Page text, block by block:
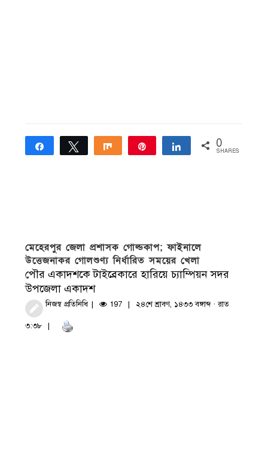
Share Tweet Share Share 0
SHARES
মেহেরপুর জেলা প্রশাসক গোল্ডকাপ; ফাইনালে
উত্তেজনাকর গোলশুণ্য নির্ধারিত সময়ের খেলা
পৌর একাদশকে টাইব্রেকারে হারিয়ে চ্যাম্পিয়ন সদর
উপজেলা একাদশ
নিজস্ব প্রতিনিধি 197 ২৪শে শ্রাবণ, ১৪৩৩ বঙ্গাব্দ · রাত
৩:৩৮